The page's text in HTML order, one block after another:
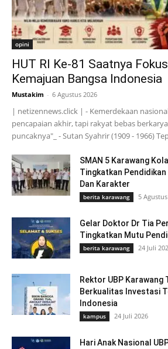
opini
HUT RI Ke-81 Saatnya
Kemajuan Bangsa Indonesia
Mustakim - 6 Agustus 2026
| netizennews.click | - Kemerdekaan
pencapaian akhir, tapi rakyat bebas
puncaknya"_ - Sutan Syahrir (1909 - 1966)
SMAN 5 Karawang
Tingkatkan
Dan Karakter
berita karawang 5
Gelar Doktor Dr Tia
Tingkatkan Mutu
berita karawang 24 Juli
Rektor UBP Karawang
Berkualitas Investasi
Indonesia
kampus 24 Juli 2026
Hari Anak Nasional